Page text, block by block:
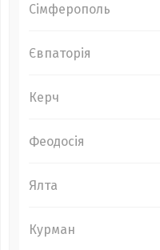
Сімферополь
Євпаторія
Керч
Феодосія
Ялта
Курман